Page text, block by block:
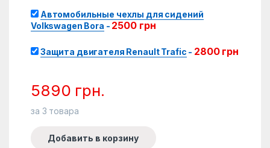
Автомобильные чехлы для сидений
Volkswagen Bora - 2500 грн
Защита двигателя Renault Trafic - 2800 грн
5890 грн.
за 3 товара
Добавить в корзину